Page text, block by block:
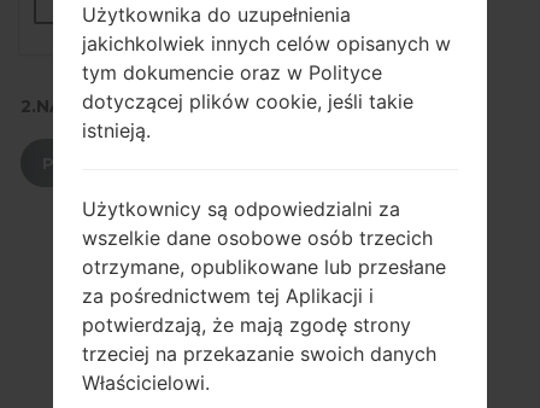
2.NACIŚNIJ, ABY POBRAĆ
Użytkownika do uzupełnienia
jakichkolwiek innych celów opisanych w
tym dokumencie oraz w Polityce
dotyczącej plików cookie, jeśli takie
istnieją.
Użytkownicy są odpowiedzialni za
wszelkie dane osobowe osób trzecich
otrzymane, opublikowane lub przesłane
za pośrednictwem tej Aplikacji i
potwierdzają, że mają zgodę strony
trzeciej na przekazanie swoich danych
Właścicielowi.